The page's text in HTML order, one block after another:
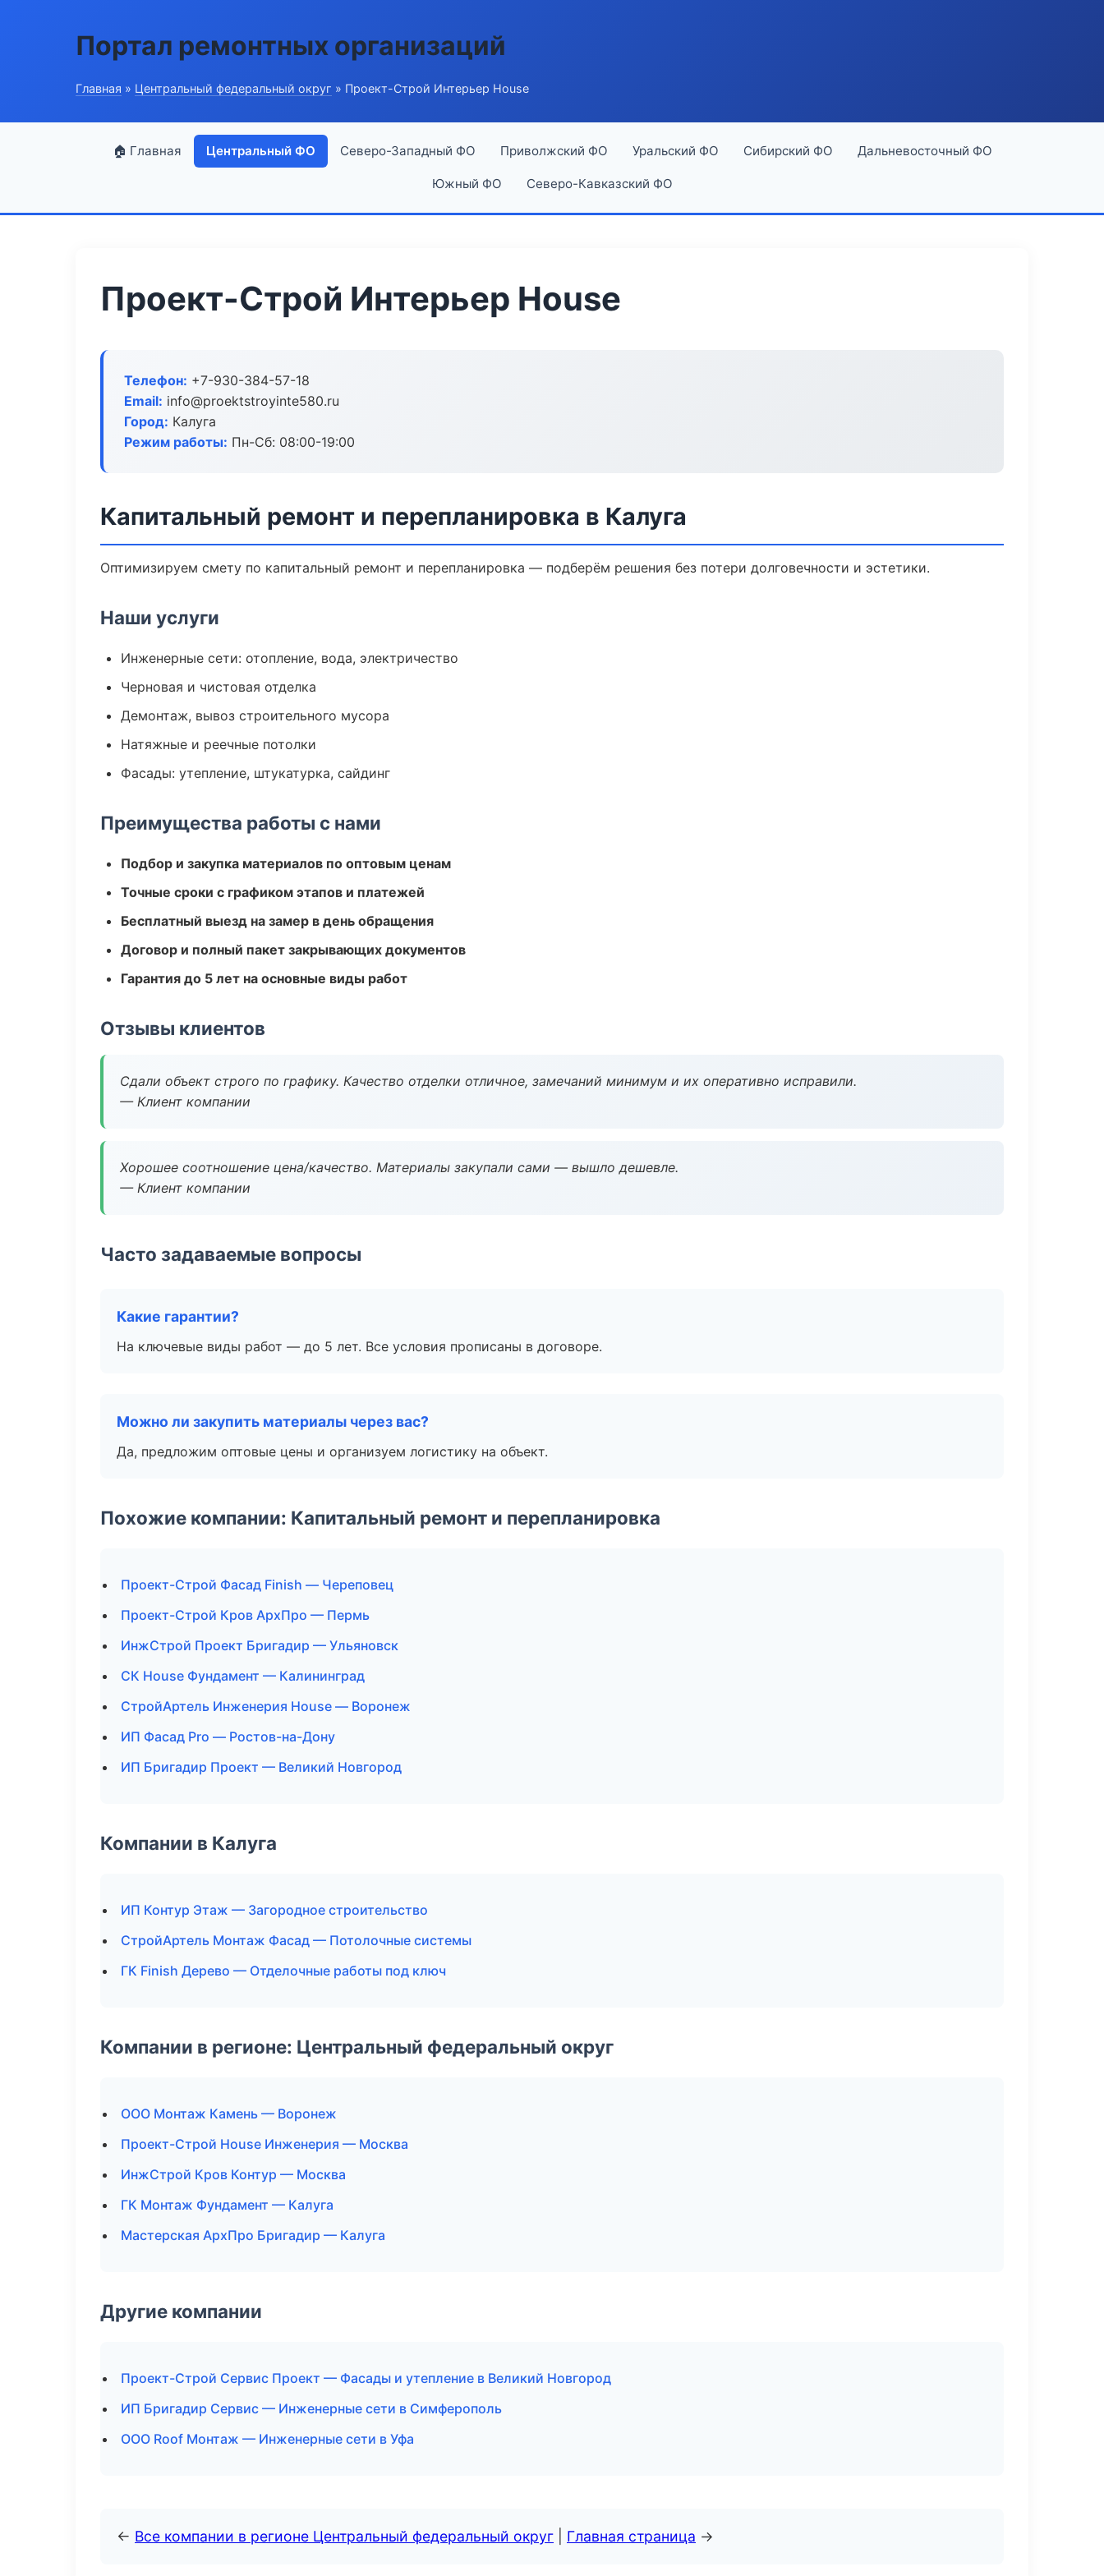
Портал ремонтных организаций
Главная » Центральный федеральный округ » Проект-Строй Интерьер House
🏠 Главная Центральный ФО Северо-Западный ФО Приволжский ФО Уральский ФО Сибирский ФО Дальневосточный ФО
Южный ФО Северо-Кавказский ФО
Проект-Строй Интерьер House
Телефон: +7-930-384-57-18
Email: info@proektstroyinte580.ru
Город: Калуга
Режим работы: Пн-Сб: 08:00-19:00
Капитальный ремонт и перепланировка в Калуга
Оптимизируем смету по капитальный ремонт и перепланировка — подберём решения без потери долговечности и эстетики.
Наши услуги
Инженерные сети: отопление, вода, электричество
Черновая и чистовая отделка
Демонтаж, вывоз строительного мусора
Натяжные и реечные потолки
Фасады: утепление, штукатурка, сайдинг
Преимущества работы с нами
Подбор и закупка материалов по оптовым ценам
Точные сроки с графиком этапов и платежей
Бесплатный выезд на замер в день обращения
Договор и полный пакет закрывающих документов
Гарантия до 5 лет на основные виды работ
Отзывы клиентов
Сдали объект строго по графику. Качество отделки отличное, замечаний минимум и их оперативно исправили.
— Клиент компании
Хорошее соотношение цена/качество. Материалы закупали сами — вышло дешевле.
— Клиент компании
Часто задаваемые вопросы
Какие гарантии?
На ключевые виды работ — до 5 лет. Все условия прописаны в договоре.
Можно ли закупить материалы через вас?
Да, предложим оптовые цены и организуем логистику на объект.
Похожие компании: Капитальный ремонт и перепланировка
Проект-Строй Фасад Finish — Череповец
Проект-Строй Кров АрхПро — Пермь
ИнжСтрой Проект Бригадир — Ульяновск
СК House Фундамент — Калининград
СтройАртель Инженерия House — Воронеж
ИП Фасад Pro — Ростов-на-Дону
ИП Бригадир Проект — Великий Новгород
Компании в Калуга
ИП Контур Этаж — Загородное строительство
СтройАртель Монтаж Фасад — Потолочные системы
ГК Finish Дерево — Отделочные работы под ключ
Компании в регионе: Центральный федеральный округ
ООО Монтаж Камень — Воронеж
Проект-Строй House Инженерия — Москва
ИнжСтрой Кров Контур — Москва
ГК Монтаж Фундамент — Калуга
Мастерская АрхПро Бригадир — Калуга
Другие компании
Проект-Строй Сервис Проект — Фасады и утепление в Великий Новгород
ИП Бригадир Сервис — Инженерные сети в Симферополь
ООО Roof Монтаж — Инженерные сети в Уфа
← Все компании в регионе Центральный федеральный округ Главная страница →